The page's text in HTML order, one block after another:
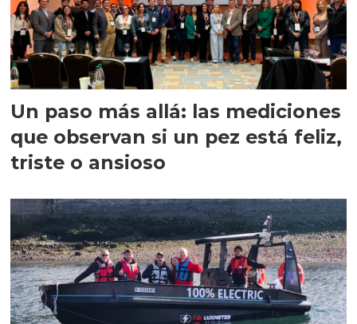
Un paso más allá: las mediciones
que observan si un pez está feliz,
triste o ansioso